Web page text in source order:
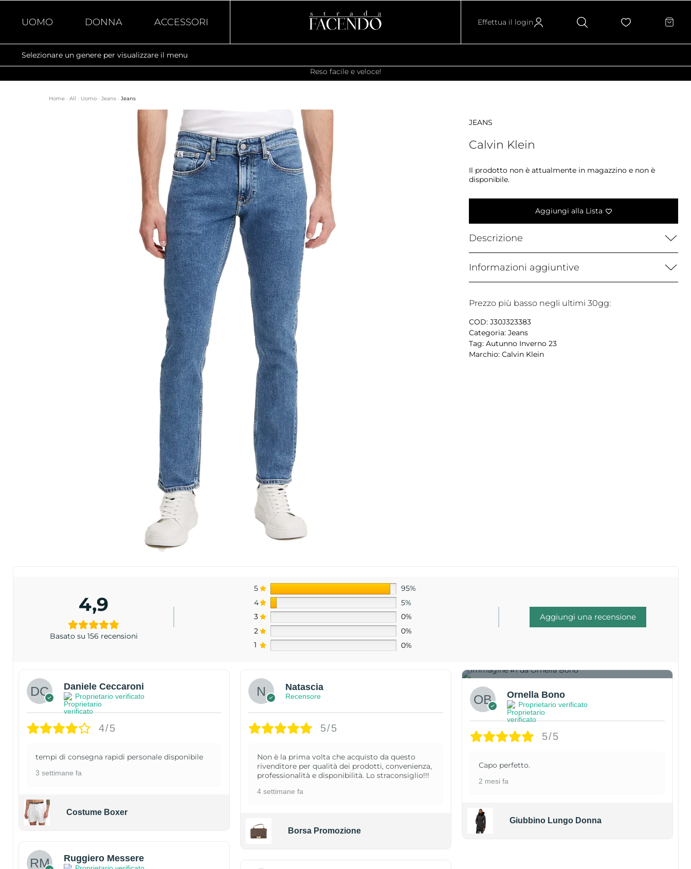
UOMO DONNA ACCESSORI Effettua il login
Selezionare un genere per visualizzare il menu
Reso facile e veloce!
Home · All · Uomo · Jeans · Jeans
JEANS
Calvin Klein
Il prodotto non è attualmente in magazzino e non è
disponibile.
Aggiungi alla Lista
Descrizione
Informazioni aggiuntive
Prezzo più basso negli ultimi 30gg:
COD:J30J323383
Categoria:Jeans
Tag:Autunno Inverno 23
Marchio:Calvin Klein
4,9
Basato su 156 recensioni
5
95%
4
5%
3
0%
2
0%
1
0%
Aggiungi una recensione
Daniele Ceccaroni
Proprietario verificato
4/5
tempi di consegna rapidi personale disponibile
3 settimane fa
Costume Boxer
Ruggiero Messere
Natascia
Recensore
5/5
Non è la prima volta che acquisto da questo
rivenditore per qualità dei prodotti, convenienza,
professionalità e disponibilità. Lo straconsiglio!!!
4 settimane fa
Borsa Promozione
Ornella Bono
Proprietario verificato
5/5
Capo perfetto.
2 mesi fa
Giubbino Lungo Donna